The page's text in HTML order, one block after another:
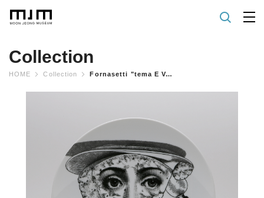
Collection
HOME Collection Fornasetti "tema E Variazioni" Plate No.319